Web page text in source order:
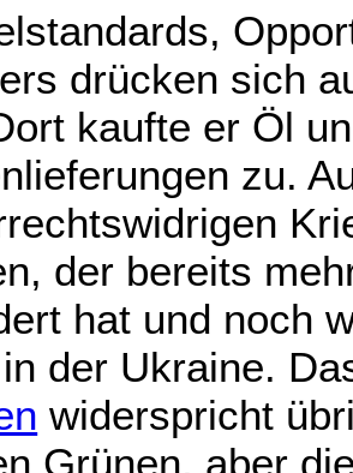
drücken sich
kaufte er Öl
zu.
der bereits
hat und noch
der Ukraine.
widerspricht
Grünen, aber